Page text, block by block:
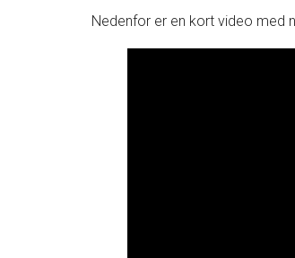
Nedenfor er en kort video med